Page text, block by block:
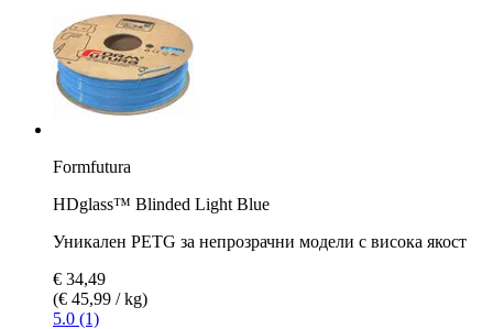
Formfutura
HDglass™ Blinded Light Blue
Уникален PETG за непрозрачни модели с висока якост
€ 34,49
(€ 45,99 / kg)
5.0 (1)